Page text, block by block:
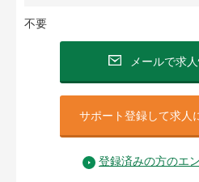
不要
メールで求
サポート登録して求人
登録済みの方のエ